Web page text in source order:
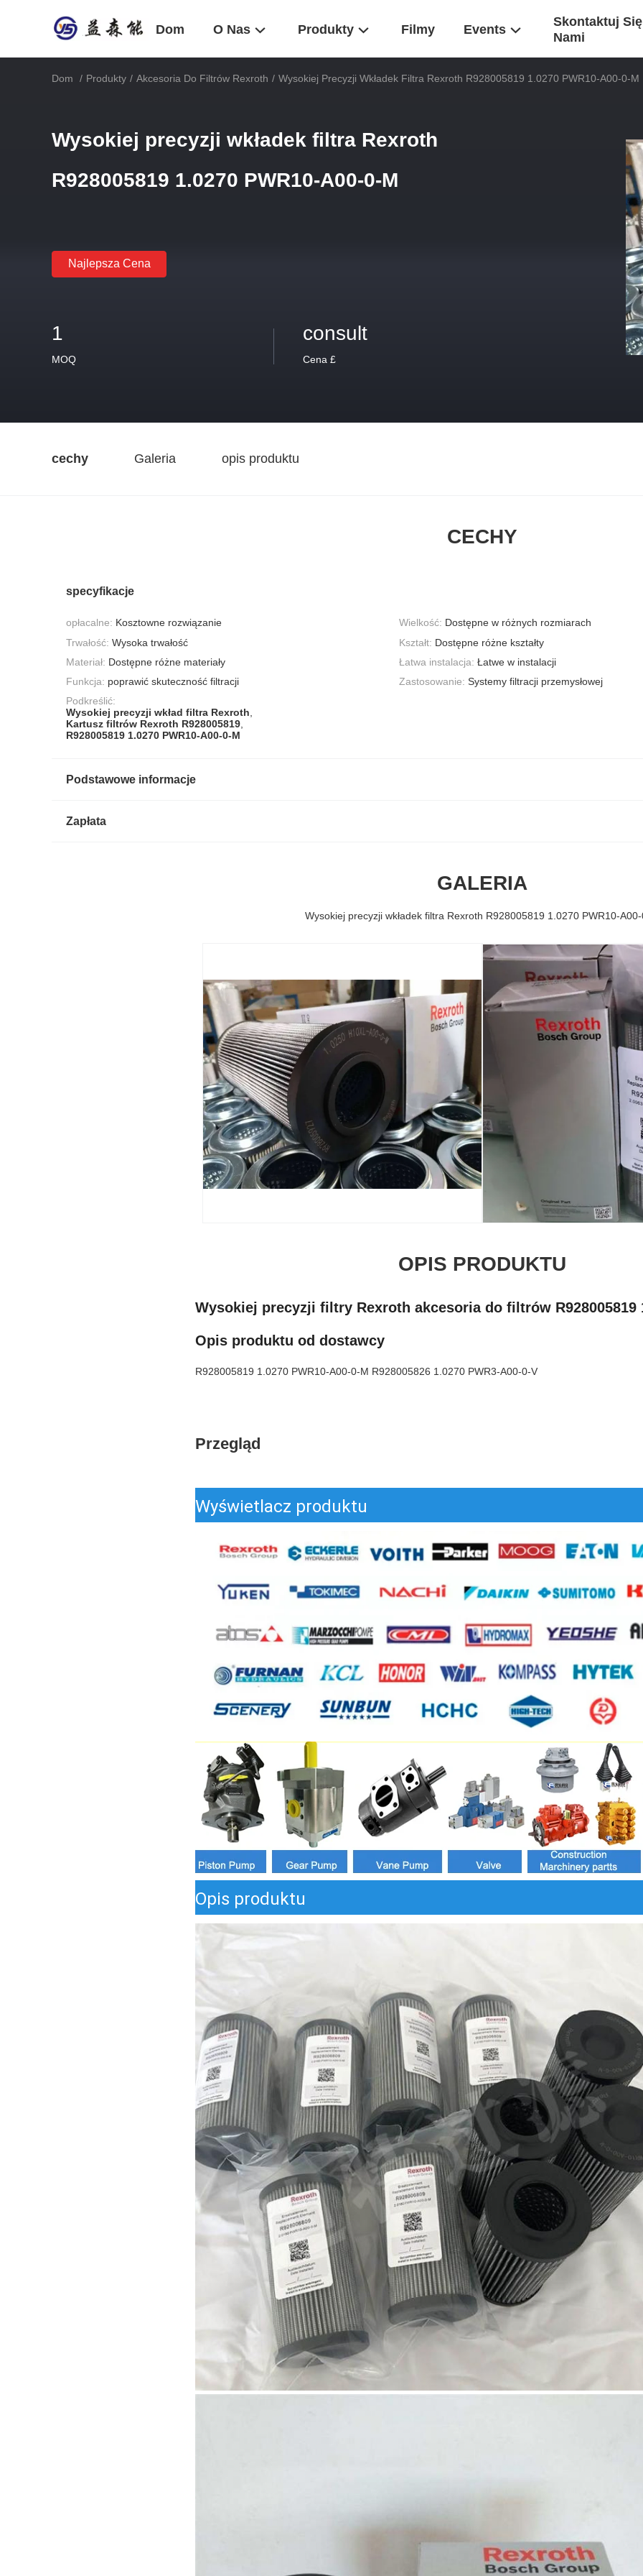
Dom O Nas Produkty Filmy Events
Skontaktuj
Nami
Dom / Produkty / Akcesoria Do Filtrów Rexroth / Wysokiej Precyzji Wkładek Filtra Rexroth R928005819 1.0270 PWR10-A00-0-M
Wysokiej precyzji wkładek filtra Rexroth
R928005819 1.0270 PWR10-A00-0-M
Najlepsza Cena
1
MOQ
consult
Cena £
cechy Galeria opis produktu
CECHY
specyfikacje
opłacalne: Kosztowne rozwiązanie Wielkość: Dostępne w różnych rozmiarach
Trwałość: Wysoka trwałość Kształt: Dostępne różne kształty
Materiał: Dostępne różne materiały Łatwa instalacja: Łatwe w instalacji
Funkcja: poprawić skuteczność filtracji Zastosowanie: Systemy filtracji przemysłowej
Podkreślić:
Wysokiej precyzji wkład filtra Rexroth,
Kartusz filtrów Rexroth R928005819,
R928005819 1.0270 PWR10-A00-0-M
Podstawowe informacje
Zapłata
GALERIA
Wysokiej precyzji wkładek filtra Rexroth R928005819 1.0270 PWR10-
OPIS PRODUKTU
Wysokiej precyzji filtry Rexroth akcesoria do filtrów R928005819
Opis produktu od dostawcy
R928005819 1.0270 PWR10-A00-0-M R928005826 1.0270 PWR3-A00-0-V
Przegląd
Wyświetlacz produktu
Opis produktu